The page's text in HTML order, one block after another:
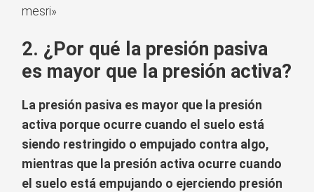
mesri»
2. ¿Por qué la presión pasiva
es mayor que la presión activa?
La presión pasiva es mayor que la presión
activa porque ocurre cuando el suelo está
siendo restringido o empujado contra algo,
mientras que la presión activa ocurre cuando
el suelo está empujando o ejerciendo presión